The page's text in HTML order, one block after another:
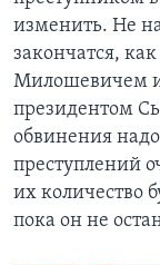
изменить. Не
закончатся,
Милошевичем
президентом
обвинения надо
преступлений
их количество
пока он не